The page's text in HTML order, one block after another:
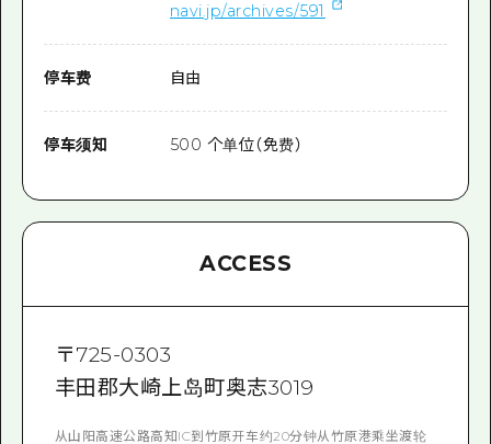
navi.jp/archives/591
停车费 自由
停车须知 500 个单位（免费）
ACCESS
〒725-0303
丰田郡大崎上岛町奥志3019
从山阳高速公路高知IC到竹原开车约20分钟从竹原港乘坐渡轮